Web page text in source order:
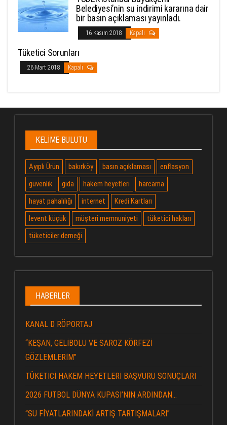
Belediyesi’nin su indirimi kararına dair
bir basın açıklaması yayınladı.
16 Kasım 2018 Kapalı
Tüketici Sorunları
26 Mart 2018 Kapalı
KELIME BULUTU
Ayıplı Ürün bakırköy basın açıklaması
enflasyon
güvenlik
gıda hakem heyetleri
harcama
hayat pahalılığı
internet
Kredi Kartları
levent küçük
müşteri memnuniyeti
tüketici hakları
tüketiciler derneği
HABERLER
KANAL D RÖPORTAJ
“KEŞAN, GELİBOLU VE SAROZ KÖRFEZİ
GÖZLEMLERİM”
TÜKETİCİ HAKEM HEYETLERİ BAŞVURU SONUÇLARI
2026 FUTBOL DÜNYA KUPASI’NIN ARDINDAN…
“SU FİYATLARINDAKİ ARTIŞ TARTIŞMALARI”